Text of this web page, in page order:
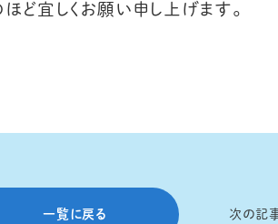
ど宜しくお願い申し上げます。
一覧に戻る 次の記